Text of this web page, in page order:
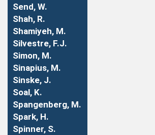
Send, W.
Shah, R.
Shamiyeh, M.
Silvestre, F.J.
Simon, M.
Sinapius, M.
Sinske, J.
Soal, K.
Spangenberg, M.
Spark, H.
Spinner, S.